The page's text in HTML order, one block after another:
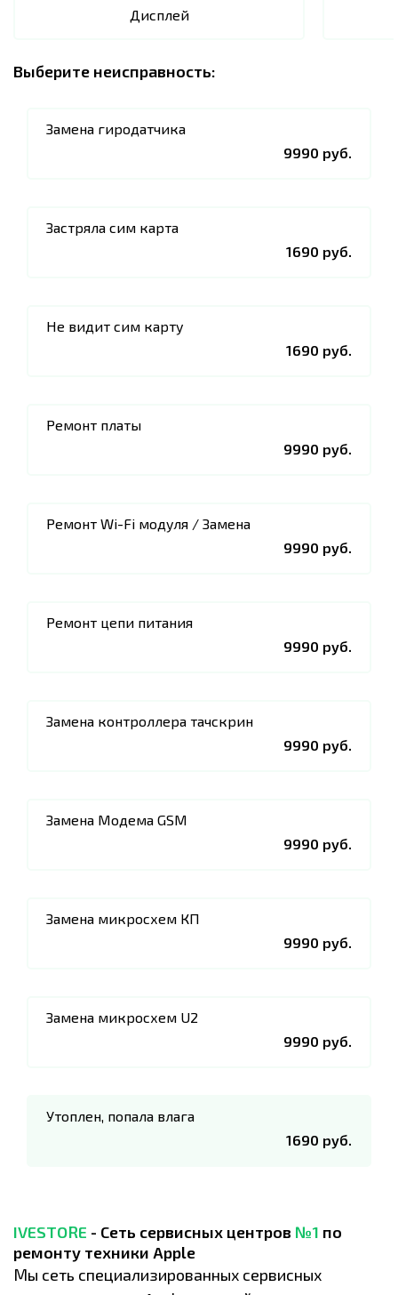
Дисплей
Выберите неисправность:
Замена гиродатчика
9990 руб.
Застряла сим карта
1690 руб.
Не видит сим карту
1690 руб.
Ремонт платы
9990 руб.
Ремонт Wi-Fi модуля / Замена
9990 руб.
Ремонт цепи питания
9990 руб.
Замена контроллера тачскрин
9990 руб.
Замена Модема GSM
9990 руб.
Замена микросхем КП
9990 руб.
Замена микросхем U2
9990 руб.
Утоплен, попала влага
1690 руб.
IVESTORE - Сеть сервисных центров №1 по
ремонту техники Apple
Мы сеть специализированных сервисных